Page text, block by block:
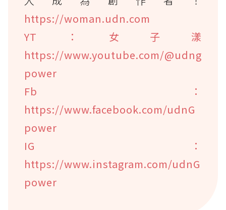
https://woman.udn.com
YT：女子漾
https://www.youtube.com/@udng
power
Fb：
https://www.facebook.com/udnG
power
IG：
https://www.instagram.com/udnG
power